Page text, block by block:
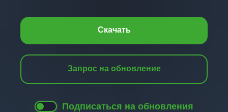
Скачать
Запрос на обновление
Подписаться на обновления